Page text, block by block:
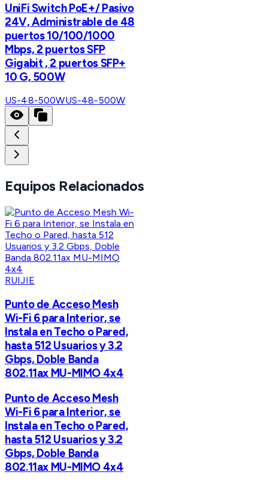
UniFi Switch PoE+/ Pasivo
24V, Administrable de 48
puertos 10/100/1000
Mbps, 2 puertos SFP
Gigabit , 2 puertos SFP+
10 G, 500W
US-48-500WUS-48-500W
Equipos Relacionados
RUIJIE
Punto de Acceso Mesh
Wi-Fi 6 para Interior, se
Instala en Techo o Pared,
hasta 512 Usuarios y 3.2
Gbps, Doble Banda
802.11ax MU-MIMO 4x4
Punto de Acceso Mesh
Wi-Fi 6 para Interior, se
Instala en Techo o Pared,
hasta 512 Usuarios y 3.2
Gbps, Doble Banda
802.11ax MU-MIMO 4x4